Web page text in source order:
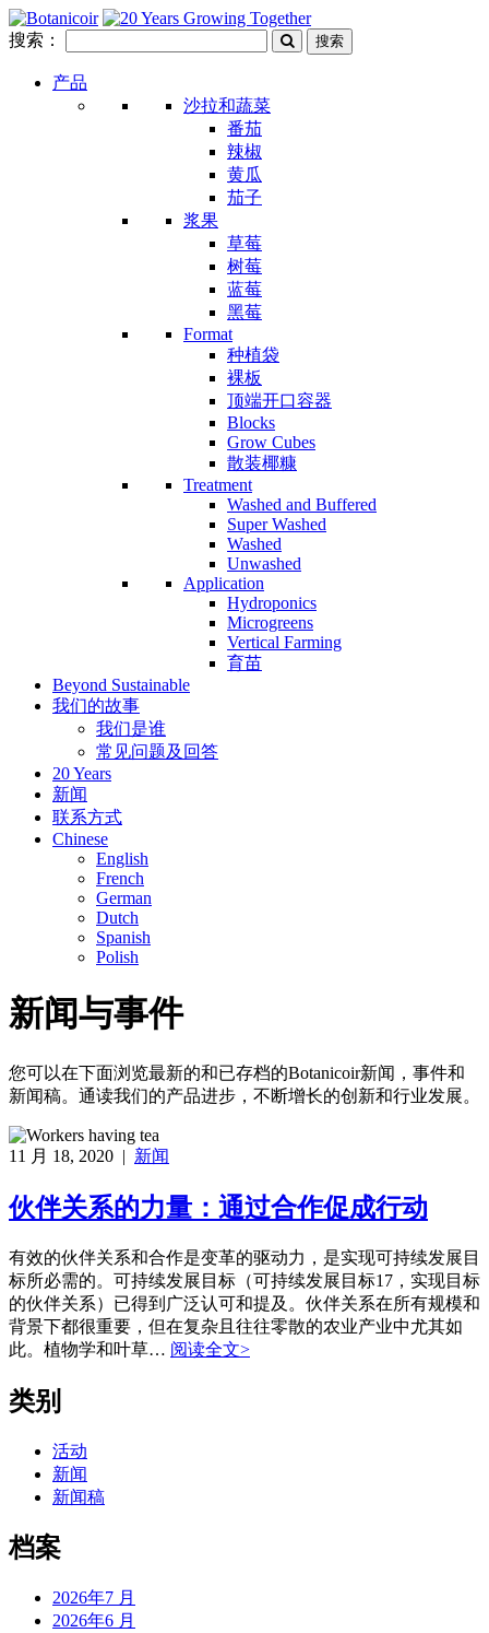
搜索：
产品
沙拉和蔬菜
番茄
辣椒
黄瓜
茄子
浆果
草莓
树莓
蓝莓
黑莓
Format
种植袋
裸板
顶端开口容器
Blocks
Grow Cubes
散装椰糠
Treatment
Washed and Buffered
Super Washed
Washed
Unwashed
Application
Hydroponics
Microgreens
Vertical Farming
育苗
Beyond Sustainable
我们的故事
我们是谁
常见问题及回答
20 Years
新闻
联系方式
Chinese
English
French
German
Dutch
Spanish
Polish
新闻与事件
您可以在下面浏览最新的和已存档的Botanicoir新闻，事件和
新闻稿。通读我们的产品进步，不断增长的创新和行业发展。
11 月 18, 2020 | 新闻
伙伴关系的力量：通过合作促成行动
有效的伙伴关系和合作是变革的驱动力，是实现可持续发展目
标所必需的。可持续发展目标（可持续发展目标17，实现目标
的伙伴关系）已得到广泛认可和提及。伙伴关系在所有规模和
背景下都很重要，但在复杂且往往零散的农业产业中尤其如
此。植物学和叶草… 阅读全文>
类别
活动
新闻
新闻稿
档案
2026年7 月
2026年6 月